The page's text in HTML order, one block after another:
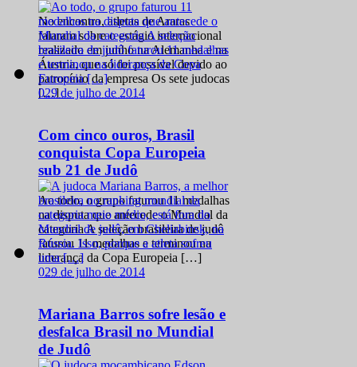
No encontro, atletas de Araras
falaram sobre o estágio internacional
realizado em junho na Alemanha e na
Áustria, que só foi possível devido ao
patrocínio da empresa Os sete judocas
[…]
029 de julho de 2014
Com cinco ouros, Brasil
conquista Copa Europeia
sub 21 de Judô
Ao todo, o grupo faturou 11 medalhas
na disputa que antecede o Mundial da
categoria A seleção brasileira de judô
faturou 11 medalhas e terminou na
liderança da Copa Europeia […]
029 de julho de 2014
Mariana Barros sofre lesão e
desfalca Brasil no Mundial
de Judô